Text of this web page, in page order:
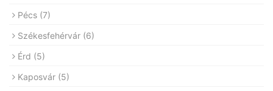
Pécs (7)
Székesfehérvár (6)
Érd (5)
Kaposvár (5)